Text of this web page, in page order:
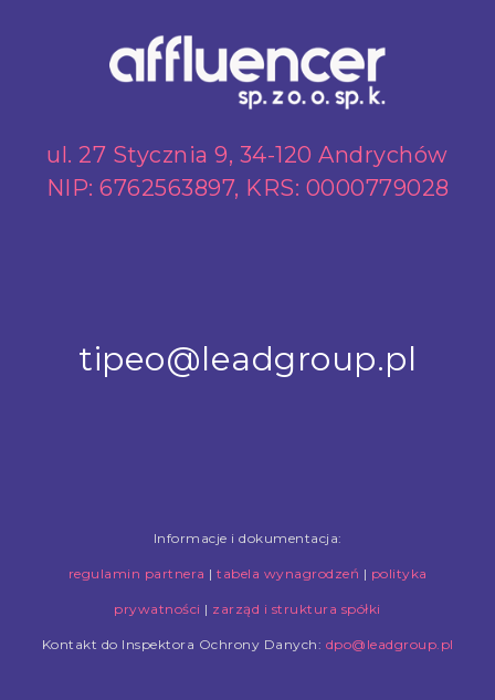
ul. 27 Stycznia 9, 34-120 Andrychów
NIP: 6762563897, KRS: 0000779028
tipeo@leadgroup.pl
Informacje i dokumentacja:
regulamin partnera | tabela wynagrodzeń | polityka
prywatności | zarząd i struktura spółki
Kontakt do Inspektora Ochrony Danych: dpo@leadgroup.pl